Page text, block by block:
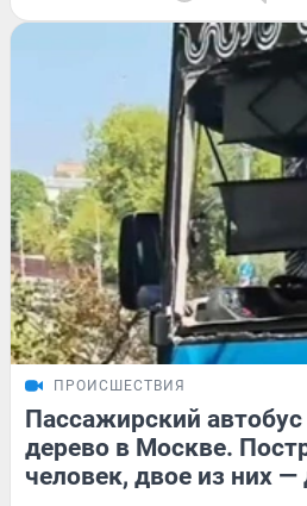
ПРОИСШЕСТВИЯ
Пассажирский автобус
дерево в Москве.
человек, двое из них —